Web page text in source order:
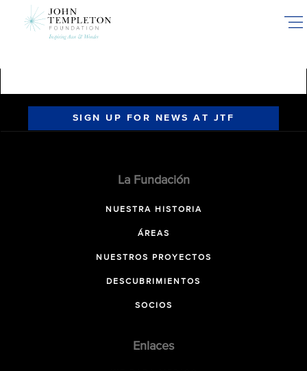
SIGN UP FOR NEWS AT JTF
La Fundación
NUESTRA HISTORIA
ÁREAS
NUESTROS PROYECTOS
DESCUBRIMIENTOS
SOCIOS
Enlaces